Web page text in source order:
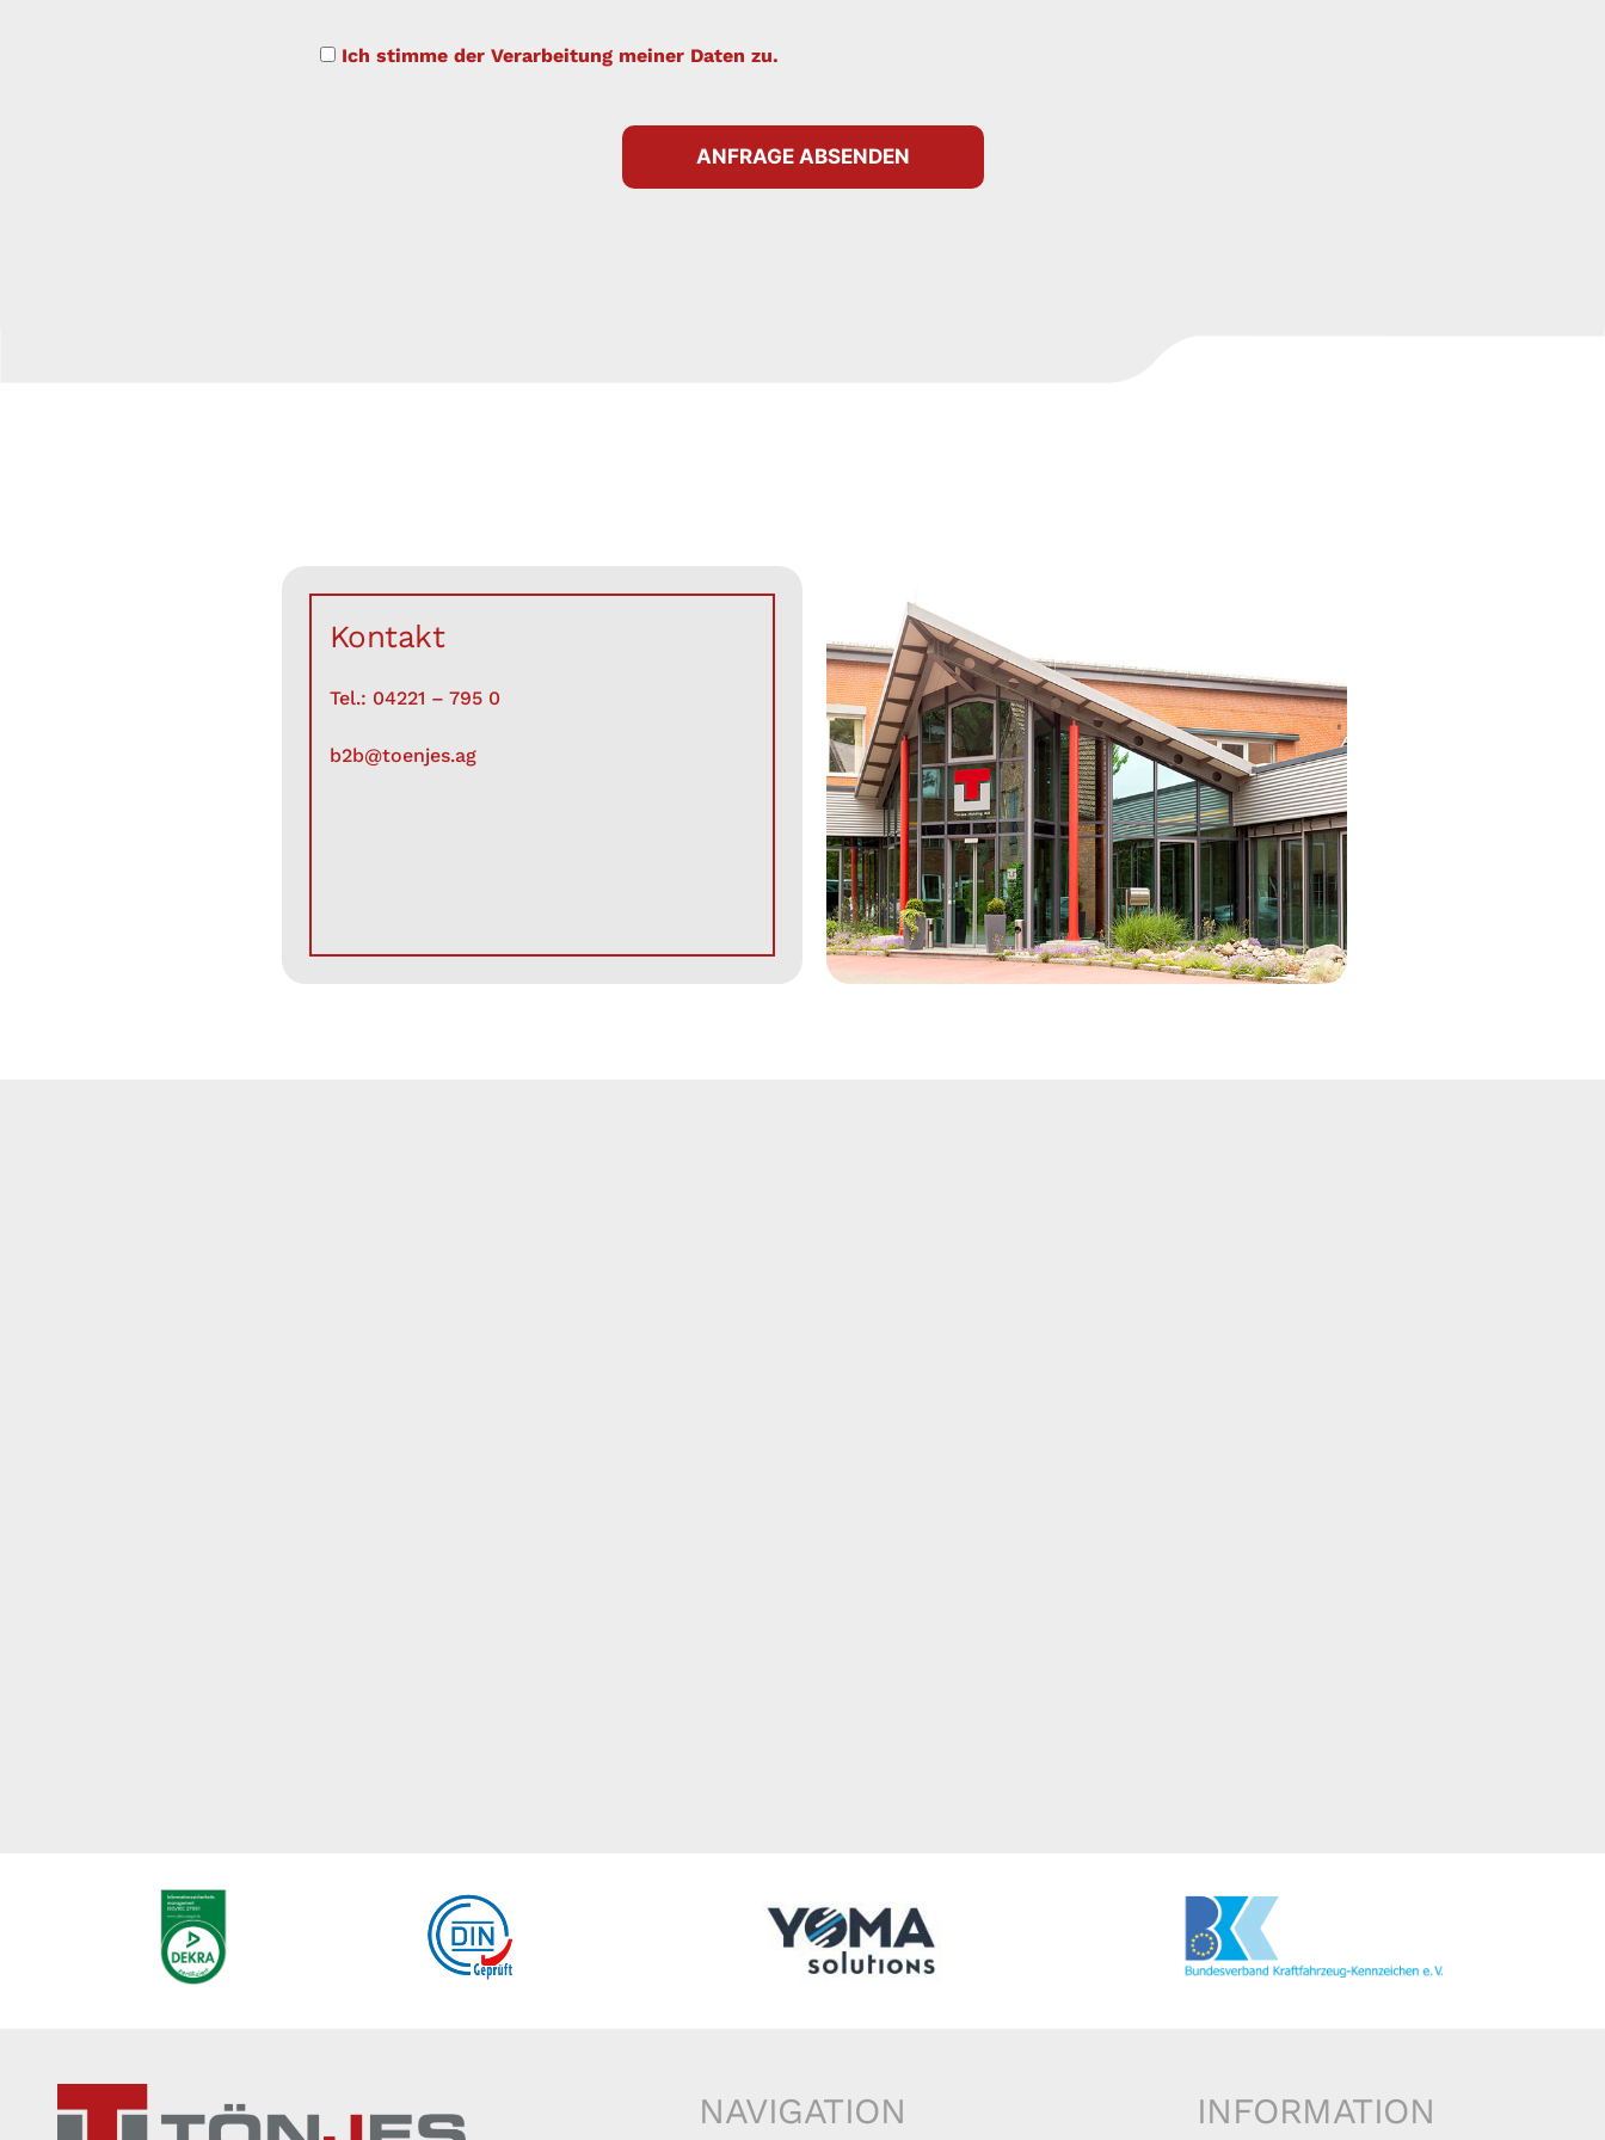
Ich stimme der Verarbeitung meiner Daten zu.
Kontakt
Tel.: 04221 – 795 0
b2b@toenjes.ag
NAVIGATION INFORMATION